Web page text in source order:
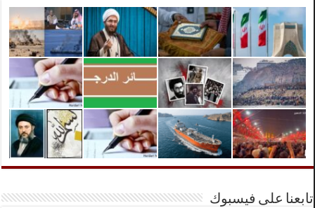
تابعنا على فيسبوك